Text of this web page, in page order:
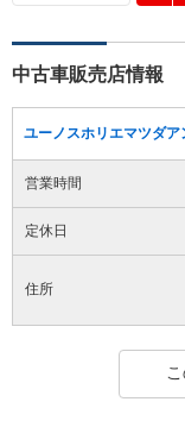
中古車販売店情報
ユーノスホリエマツダ
営業時間
定休日
住所